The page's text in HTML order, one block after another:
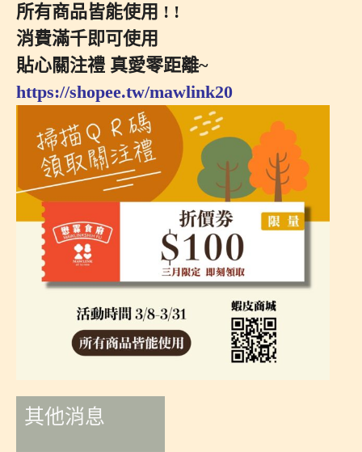
所有商品皆能使用 ! !
消費滿千即可使用
貼心關注禮 真愛零距離~
https://shopee.tw/mawlink20
其他消息